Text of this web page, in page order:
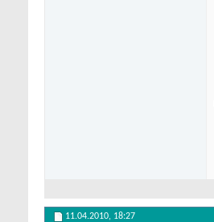
11.04.2010, 18:27